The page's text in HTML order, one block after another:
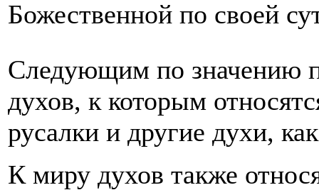
Божественной по своей
Следующим по значению
духов, к которым
русалки и другие духи,
К миру духов также